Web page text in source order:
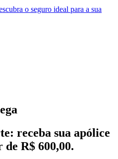
o seguro ideal para a sua
receba sua apólice
R$ 600,00.